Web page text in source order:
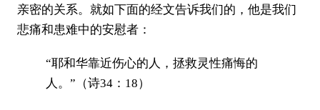
亲密的关系。就如下面的经文告诉我们的，他是我们
悲痛和患难中的安慰者：
“耶和华靠近伤心的人，拯救灵性痛悔的
人。”（诗34：18）